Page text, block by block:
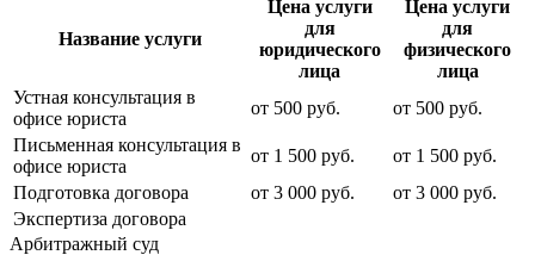
Название услуги
Цена услуги
для
юридического
лица
Цена услуги
для
физического
лица
Устная консультация в
офисе юриста
от 500 руб. от 500 руб.
Письменная консультация в
офисе юриста
от 1 500 руб. от 1 500 руб.
Подготовка договора
от 3 000 руб. от 3 000 руб.
Экспертиза договора
Арбитражный суд